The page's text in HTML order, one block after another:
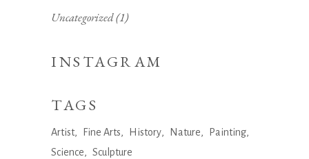
Uncategorized(1)
INSTAGRAM
TAGS
Artist Fine Arts History Nature
Painting
Science
Sculpture